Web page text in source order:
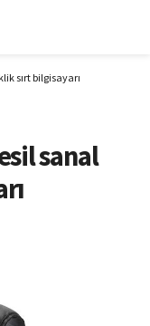
sırt bilgisayarı
sanal